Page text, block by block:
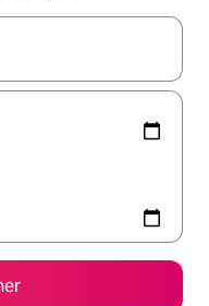
les flèches vers le